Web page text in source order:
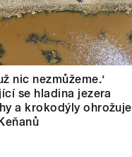
nic nezmůžeme.‘
se hladina jezera
a krokodýly ohrožuje